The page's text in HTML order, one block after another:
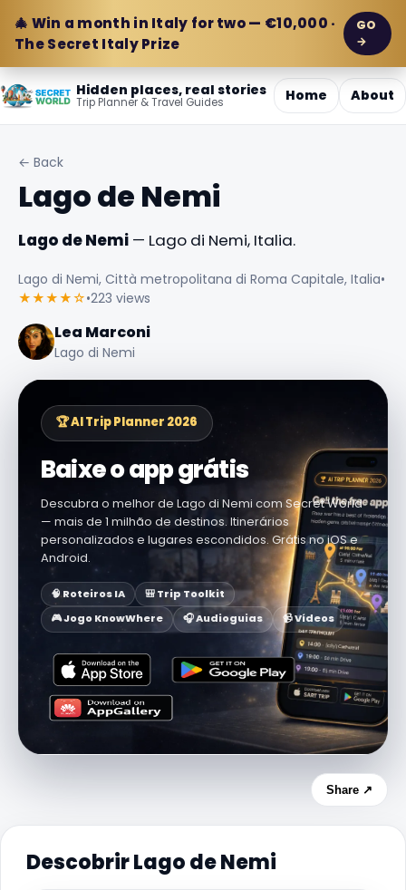
🎄 Win a month in Italy for two — €10,000 ·
The Secret Italy Prize
GO
→
Hidden places, real stories
Trip Planner & Travel Guides Home About
← Back
Lago de Nemi
Lago de Nemi — Lago di Nemi, Italia.
Lago di Nemi, Città metropolitana di Roma Capitale, Italia•
★★★★☆•223 views
Lea Marconi
Lago di Nemi
🏆 AI Trip Planner 2026
Baixe o app grátis
Descubra o melhor de Lago di Nemi com Secret World
— mais de 1 milhão de destinos. Itinerários
personalizados e lugares escondidos. Grátis no iOS e
Android.
🧠 Roteiros IA
🎒 Trip Toolkit
🎮 Jogo KnowWhere
🎧 Audioguias 📹 Vídeos
Share ↗
Descobrir Lago de Nemi